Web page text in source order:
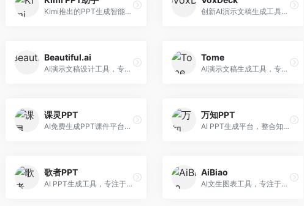
Kimi推出的PPT生成智能体，整合长文本处理能力。面向职场人士和学生，支持文档解析、PPT生成、内容优化等服务，与Kimi生态深度整合。 创新AI演示文稿生成工具，支持语音交互创作。面向职场人士，支持语音输入、PPT生成、内容优化等功能，语音创作体验便捷。
Beautiful.ai
AI演示文稿设计工具，专注于自动化设计排版。面向职场人士，提供智能排版、模板选择、设计优化等服务，设计美观度高。
Tome
AI演示文稿生成工具，专注于故事化演示创作。面向创业者和营销人员，提供故事叙述、视觉设计、内容生成等服务，演示文稿叙事性强。
课灵PPT
AI免费生成PPT课件平台，专注于教育场景。面向教师和教育工作者，提供课件生成、教学设计、模板选择等服务，教育适配性强。
万知PPT
AI PPT生成平台，整合知识库与创作功能。面向职场人士，支持内容检索、PPT生成、设计优化等服务，知识整合能力强。
歌者PPT
AI PPT生成工具，专注于演示文稿智能创作。面向职场人士，支持主题输入、内容生成、设计美化等功能，PPT制作效率高。
AiBiao
AI文生图表工具，专注于数据可视化展示。面向数据分析师和职场人士，提供图表生成、数据可视化、PPT嵌入等服务，数据展示专业。